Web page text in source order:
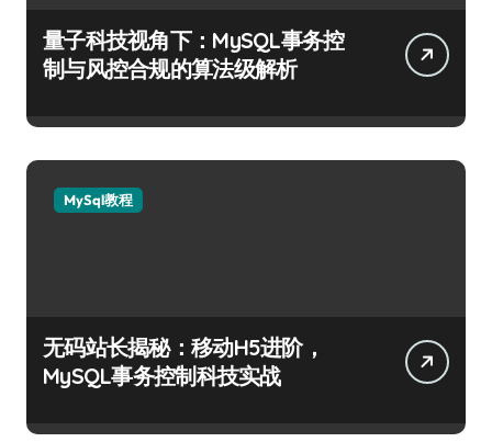
量子科技视角下：MySQL事务控
制与风控合规的算法级解析
MySql教程
无码站长揭秘：移动H5进阶，
MySQL事务控制科技实战